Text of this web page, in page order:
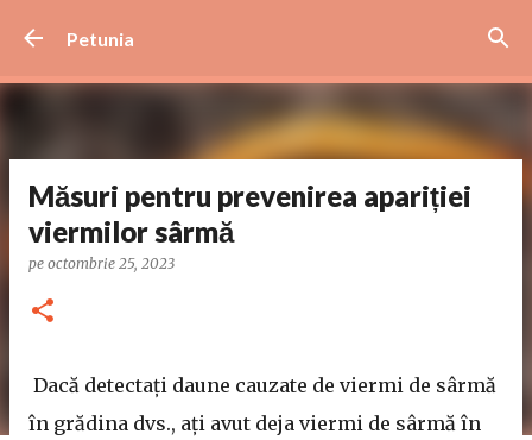
Petunia
Măsuri pentru prevenirea apariției
viermilor sârmă
pe octombrie 25, 2023
Dacă detectați daune cauzate de viermi de sârmă
în grădina dvs., ați avut deja viermi de sârmă în